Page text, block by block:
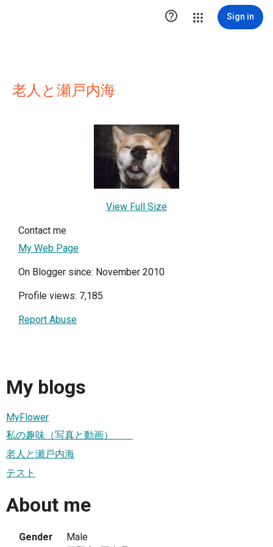
 Sign in
老人と瀬戸内海
View Full Size
Contact me
My Web Page
On Blogger since: November 2010
Profile views: 7,185
Report Abuse
My blogs
MyFlower
私の趣味（写真と動画）
老人と瀬戸内海
テスト
About me
Gender
Male